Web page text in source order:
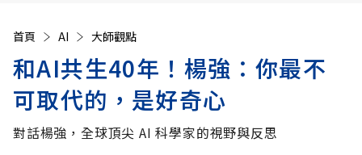
首頁 AI 大師觀點
和AI共生40年！楊強：你最不
可取代的，是好奇心
對話楊強，全球頂尖 AI 科學家的視野與反思